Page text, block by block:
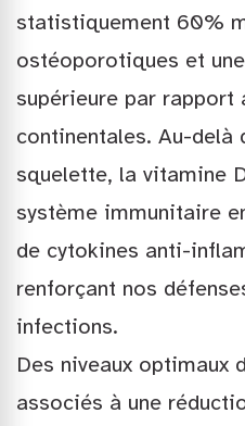
statistiquement 60%
ostéoporotiques et
supérieure par rapport
continentales. Au-delà
squelette, la vitamine
système immunitaire
de cytokines anti-
renforçant nos
infections.
Des niveaux optimaux
associés à une